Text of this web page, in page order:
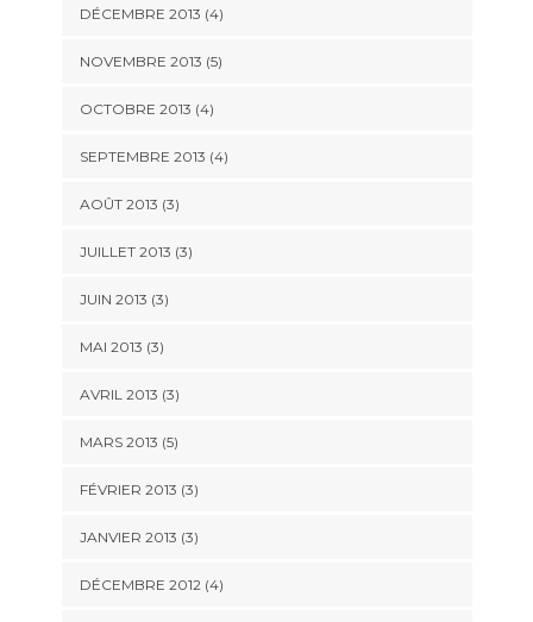
DÉCEMBRE 2013 (4)
NOVEMBRE 2013 (5)
OCTOBRE 2013 (4)
SEPTEMBRE 2013 (4)
AOÛT 2013 (3)
JUILLET 2013 (3)
JUIN 2013 (3)
MAI 2013 (3)
AVRIL 2013 (3)
MARS 2013 (5)
FÉVRIER 2013 (3)
JANVIER 2013 (3)
DÉCEMBRE 2012(4)